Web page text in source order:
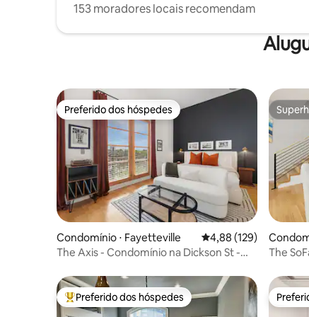
153 moradores locais recomendam
Preferido dos hóspedes
Preferido dos hóspedes
Condomínio ⋅ Fayetteville 4,88 de uma
4,88 (129)
The Axis - Condomínio na Dickson St -
The
Entre os melhores preferidos dos hóspedes
Preferido dos hóspedes